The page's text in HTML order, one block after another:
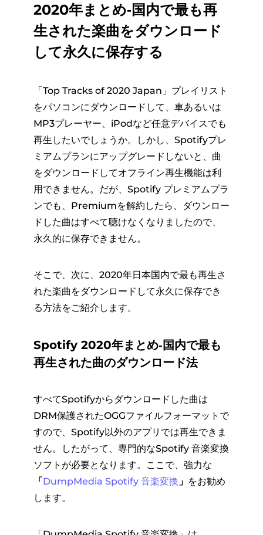
2020年まとめ‐国内で最も再
生された楽曲をダウンロード
して永久に保存する
「Top Tracks of 2020 Japan」プレイリスト
をパソコンにダウンロードして、車あるいは
MP3プレーヤー、iPodなど任意デバイスでも
再生したいでしょうか。しかし、Spotifyプレ
ミアムプランにアップグレードしないと、曲
をダウンロードしてオフライン再生機能は利
用できません。だが、Spotify プレミアムプラ
ンでも、Premiumを解約したら、ダウンロー
ドした曲はすべて聴けなくなりましたので、
永久的に保存できません。
そこで、次に、2020年日本国内で最も再生さ
れた楽曲をダウンロードして永久に保存でき
る方法をご紹介します。
Spotify 2020年まとめ‐国内で最も
再生された曲のダウンロード法
すべてSpotifyからダウンロードした曲は
DRM保護されたOGGファイルフォーマットで
すので、Spotify以外のアプリでは再生できま
せん。したがって、専門的なSpotify 音楽変換
ソフトが必要となります。ここで、強力な
「DumpMedia Spotify 音楽変換 」 をお勧め
します。